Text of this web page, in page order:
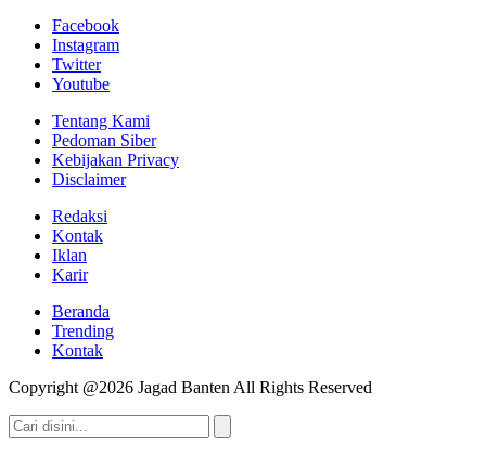
Facebook
Instagram
Twitter
Youtube
Tentang Kami
Pedoman Siber
Kebijakan Privacy
Disclaimer
Redaksi
Kontak
Iklan
Karir
Beranda
Trending
Kontak
Copyright @2026 Jagad Banten All Rights Reserved